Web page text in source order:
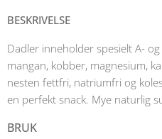
BESKRIVELSE
Dadler inneholder spesielt A-
mangan, kobber, magnesium,
nesten fettfri, natriumfri og
en perfekt snack. Mye naturlig
BRUK